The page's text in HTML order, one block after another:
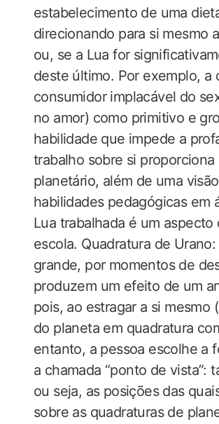
estabelecimento de uma
direcionando para si mesmo
ou, se a Lua for
deste último. Por exemplo,
consumidor implacável do
no amor) como primitivo e
habilidade que impede a
trabalho sobre si
planetário, além de uma
habilidades pedagógicas
Lua trabalhada é um
escola. Quadratura de
grande, por momentos de
produzem um efeito de um
pois, ao estragar a si
do planeta em quadratura
entanto, a pessoa escolhe a
a chamada “ponto de
ou seja, as posições das
sobre as quadraturas de